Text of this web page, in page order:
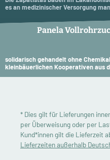
es an medizinischer Versorgung
Panela
solidarisch gehandelt ohne
kleinbäuerlichen Kooperativen aus
* Dies gilt für Lieferungen
per Überweisung oder per
Kund*innen gilt die Lieferzeit
Lieferzeiten außerhalb